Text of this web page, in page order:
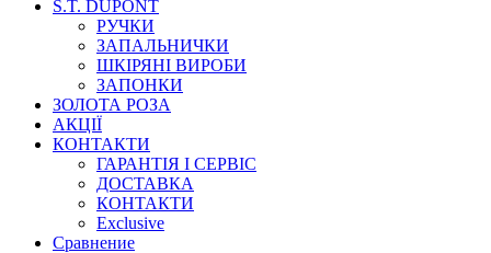
S.T. DUPONT
РУЧКИ
ЗАПАЛЬНИЧКИ
ШКІРЯНІ ВИРОБИ
ЗАПОНКИ
ЗОЛОТА РОЗА
АКЦІЇ
КОНТАКТИ
ГАРАНТІЯ І СЕРВІС
ДОСТАВКА
КОНТАКТИ
Exclusive
Сравнение